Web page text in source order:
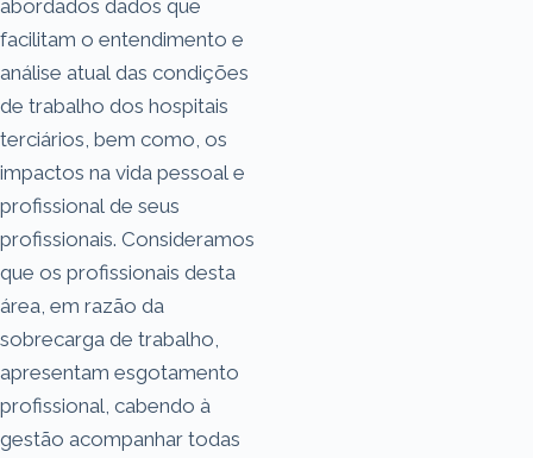
abordados dados que
facilitam o entendimento e
análise atual das condições
de trabalho dos hospitais
terciários, bem como, os
impactos na vida pessoal e
profissional de seus
profissionais. Consideramos
que os profissionais desta
área, em razão da
sobrecarga de trabalho,
apresentam esgotamento
profissional, cabendo à
gestão acompanhar todas